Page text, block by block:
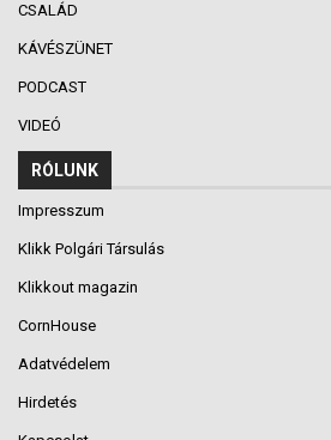
CSALÁD
KÁVÉSZÜNET
PODCAST
VIDEÓ
RÓLUNK
Impresszum
Klikk Polgári Társulás
Klikkout magazin
CornHouse
Adatvédelem
Hirdetés